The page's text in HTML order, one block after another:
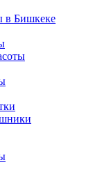
в Бишкеке